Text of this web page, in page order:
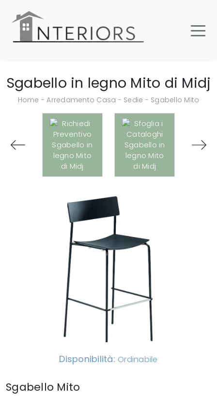
Sgabello in legno Mito di Midj
Home -Arredamento Casa - Sedie - Sgabello Mito
Disponibilità: Ordinabile
Sgabello Mito